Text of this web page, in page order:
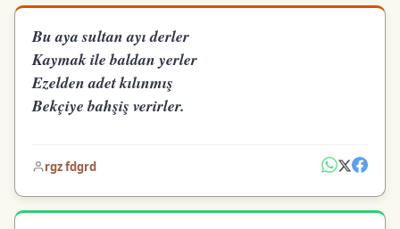
Bu aya sultan ayı derler
Kaymak ile baldan yerler
Ezelden adet kılınmış
Bekçiye bahşiş verirler.
rgz fdgrd